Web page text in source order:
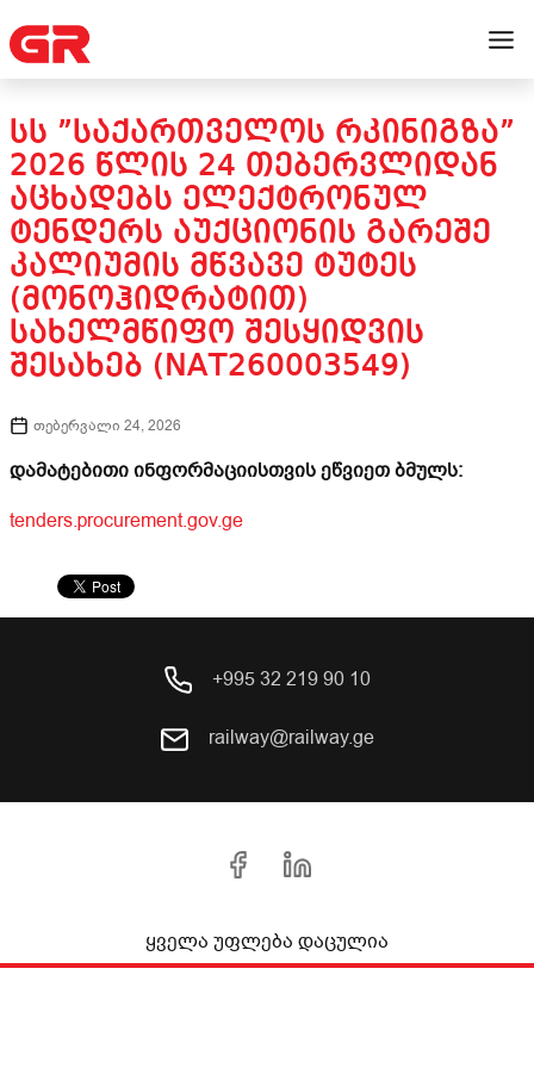
ᲡᲡ ”ᲡᲐᲥᲐᲠᲗᲕᲔᲚᲝᲡ ᲠᲙᲘᲜᲘᲒᲖᲐ”
2026 ᲬᲚᲘᲡ 24 ᲗᲔᲑᲔᲠᲕᲚᲘᲓᲐᲜ
ᲐᲪᲮᲐᲓᲔᲑᲡ ᲔᲚᲔᲥᲢᲠᲝᲜᲣᲚ
ᲢᲔᲜᲓᲔᲠᲡ ᲐᲣᲥᲪᲘᲝᲜᲘᲡ ᲒᲐᲠᲔᲨᲔ
ᲙᲐᲚᲘᲣᲛᲘᲡ ᲛᲬᲕᲐᲕᲔ ᲢᲣᲢᲔᲡ
(ᲛᲝᲜᲝᲰᲘᲓᲠᲐᲢᲘᲗ)
ᲡᲐᲮᲔᲚᲛᲬᲘᲤᲝ ᲨᲔᲡᲧᲘᲓᲕᲘᲡ
ᲨᲔᲡᲐᲮᲔᲑ (NAT260003549)
თებერვალი 24, 2026
დამატებითი ინფორმაციისთვის ეწვიეთ ბმულს:
tenders.procurement.gov.ge
+995 32 219 90 10
railway@railway.ge
ყველა უფლება დაცულია